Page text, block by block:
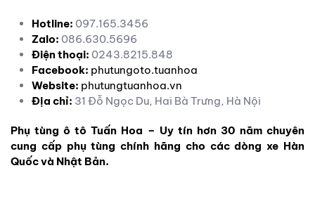
Hotline: 097.165.3456
Zalo: 086.630.5696
Điện thoại: 0243.8215.848
Facebook: phutungoto.tuanhoa
Website: phutungtuanhoa.vn
Địa chỉ: 31 Đỗ Ngọc Du, Hai Bà Trưng, Hà Nội
Phụ tùng ô tô Tuấn Hoa – Uy tín hơn 30 năm chuyên
cung cấp phụ tùng chính hãng cho các dòng xe Hàn
Quốc và Nhật Bản.